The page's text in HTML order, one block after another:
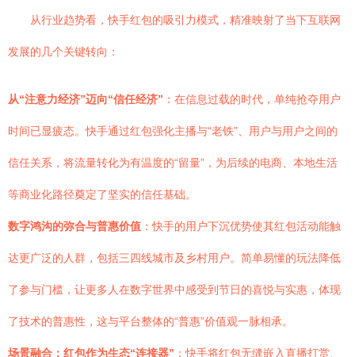
从行业趋势看，快手红包的吸引力模式，精准映射了当下互联网
发展的几个关键转向：
从“注意力经济”迈向“信任经济” ：在信息过载的时代，单纯抢夺用户
时间已显疲态。快手通过红包强化主播与“老铁”、用户与用户之间的
信任关系，将流量转化为有温度的“留量”，为后续的电商、本地生活
等商业化路径奠定了坚实的信任基础。
数字鸿沟的弥合与普惠价值 ：快手的用户下沉优势使其红包活动能触
达更广泛的人群，包括三四线城市及乡村用户。简单易懂的玩法降低
了参与门槛，让更多人在数字世界中感受到节日的喜悦与实惠，体现
了技术的普惠性，这与平台整体的“普惠”价值观一脉相承。
场景融合：红包作为生态“连接器” ：快手将红包无缝嵌入直播打赏、